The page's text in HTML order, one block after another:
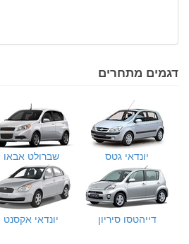
דגמים מתחרים
יונדאי גטס שברולט אבאו
דייהטסו סיריון יונדאי אקסנט